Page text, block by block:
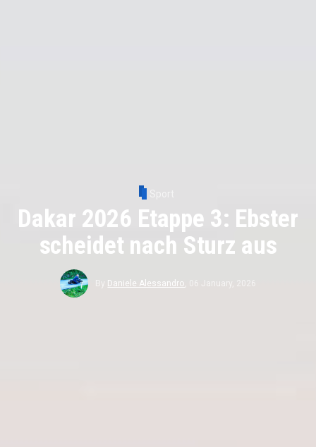
Dakar 2026 Etappe 3: Ebster
scheidet nach Sturz aus
By Daniele Alessandro 06 January, 2026